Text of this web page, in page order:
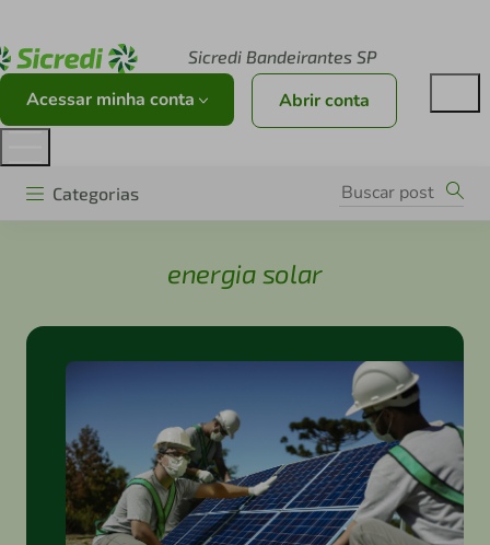
Sicredi Bandeirantes SP
Acessar minha conta Abrir conta
Categorias
energia solar